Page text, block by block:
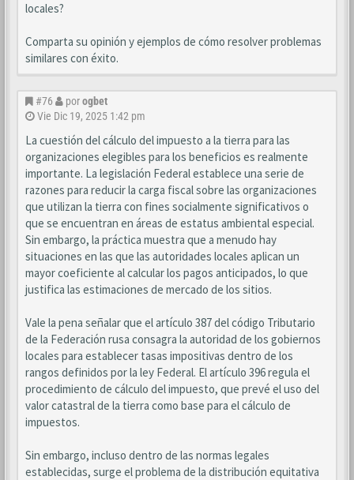
locales?
Comparta su opinión y ejemplos de cómo resolver problemas
similares con éxito.
#76 porogbet
Vie Dic 19, 2025 1:42 pm
La cuestión del cálculo del impuesto a la tierra para las
organizaciones elegibles para los beneficios es realmente
importante. La legislación Federal establece una serie de
razones para reducir la carga fiscal sobre las organizaciones
que utilizan la tierra con fines socialmente significativos o
que se encuentran en áreas de estatus ambiental especial.
Sin embargo, la práctica muestra que a menudo hay
situaciones en las que las autoridades locales aplican un
mayor coeficiente al calcular los pagos anticipados, lo que
justifica las estimaciones de mercado de los sitios.
Vale la pena señalar que el artículo 387 del código Tributario
de la Federación rusa consagra la autoridad de los gobiernos
locales para establecer tasas impositivas dentro de los
rangos definidos por la ley Federal. El artículo 396 regula el
procedimiento de cálculo del impuesto, que prevé el uso del
valor catastral de la tierra como base para el cálculo de
impuestos.
Sin embargo, incluso dentro de las normas legales
establecidas, surge el problema de la distribución equitativa